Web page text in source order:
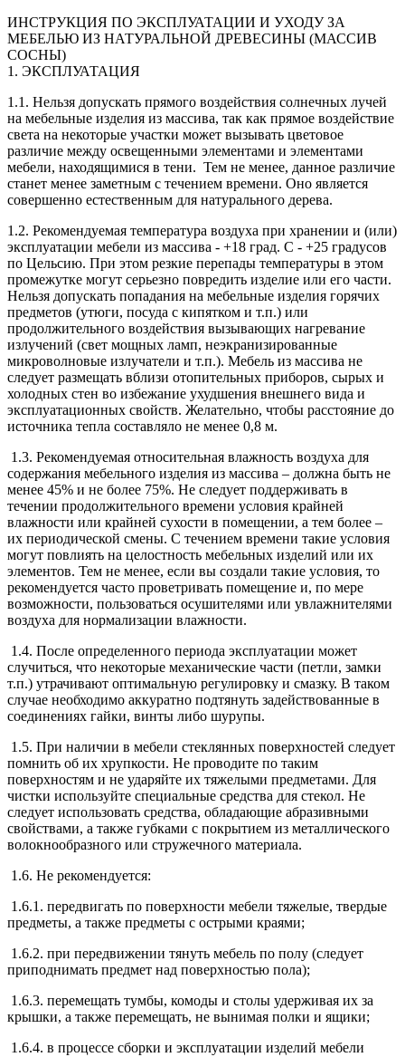
ИНСТРУКЦИЯ ПО ЭКСПЛУАТАЦИИ И УХОДУ ЗА
МЕБЕЛЬЮ ИЗ НАТУРАЛЬНОЙ ДРЕВЕСИНЫ (МАССИВ
СОСНЫ)
1. ЭКСПЛУАТАЦИЯ
1.1. Нельзя допускать прямого воздействия солнечных лучей
на мебельные изделия из массива, так как прямое воздействие
света на некоторые участки может вызывать цветовое
различие между освещенными элементами и элементами
мебели, находящимися в тени. Тем не менее, данное различие
станет менее заметным с течением времени. Оно является
совершенно естественным для натурального дерева.
1.2. Рекомендуемая температура воздуха при хранении и (или)
эксплуатации мебели из массива - +18 град. С - +25 градусов
по Цельсию. При этом резкие перепады температуры в этом
промежутке могут серьезно повредить изделие или его части.
Нельзя допускать попадания на мебельные изделия горячих
предметов (утюги, посуда с кипятком и т.п.) или
продолжительного воздействия вызывающих нагревание
излучений (свет мощных ламп, неэкранизированные
микроволновые излучатели и т.п.). Мебель из массива не
следует размещать вблизи отопительных приборов, сырых и
холодных стен во избежание ухудшения внешнего вида и
эксплуатационных свойств. Желательно, чтобы расстояние до
источника тепла составляло не менее 0,8 м.
1.3. Рекомендуемая относительная влажность воздуха для
содержания мебельного изделия из массива – должна быть не
менее 45% и не более 75%. Не следует поддерживать в
течении продолжительного времени условия крайней
влажности или крайней сухости в помещении, а тем более –
их периодической смены. С течением времени такие условия
могут повлиять на целостность мебельных изделий или их
элементов. Тем не менее, если вы создали такие условия, то
рекомендуется часто проветривать помещение и, по мере
возможности, пользоваться осушителями или увлажнителями
воздуха для нормализации влажности.
1.4. После определенного периода эксплуатации может
случиться, что некоторые механические части (петли, замки
т.п.) утрачивают оптимальную регулировку и смазку. В таком
случае необходимо аккуратно подтянуть задействованные в
соединениях гайки, винты либо шурупы.
1.5. При наличии в мебели стеклянных поверхностей следует
помнить об их хрупкости. Не проводите по таким
поверхностям и не ударяйте их тяжелыми предметами. Для
чистки используйте специальные средства для стекол. Не
следует использовать средства, обладающие абразивными
свойствами, а также губками с покрытием из металлического
волокнообразного или стружечного материала.
1.6. Не рекомендуется:
1.6.1. передвигать по поверхности мебели тяжелые, твердые
предметы, а также предметы с острыми краями;
1.6.2. при передвижении тянуть мебель по полу (следует
приподнимать предмет над поверхностью пола);
1.6.3. перемещать тумбы, комоды и столы удерживая их за
крышки, а также перемещать, не вынимая полки и ящики;
1.6.4. в процессе сборки и эксплуатации изделий мебели